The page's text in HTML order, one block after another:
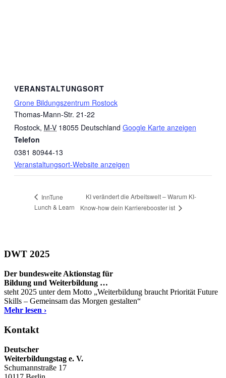
VERANSTALTUNGSORT
Grone Bildungszentrum Rostock
Thomas-Mann-Str. 21-22
Rostock, M-V 18055 Deutschland Google Karte anzeigen
Telefon
0381 80944-13
Veranstaltungsort-Website anzeigen
InnTune
Lunch & Learn
KI verändert die Arbeitswelt – Warum KI-
Know-how dein Karrierebooster ist
DWT 2025
Der bundesweite Aktionstag für
Bildung und Weiterbildung …
steht 2025 unter dem Motto „Weiterbildung braucht Priorität Future
Skills – Gemeinsam das Morgen gestalten“
Mehr lesen ›
Kontakt
Deutscher
Weiterbildungstag e. V.
Schumannstraße 17